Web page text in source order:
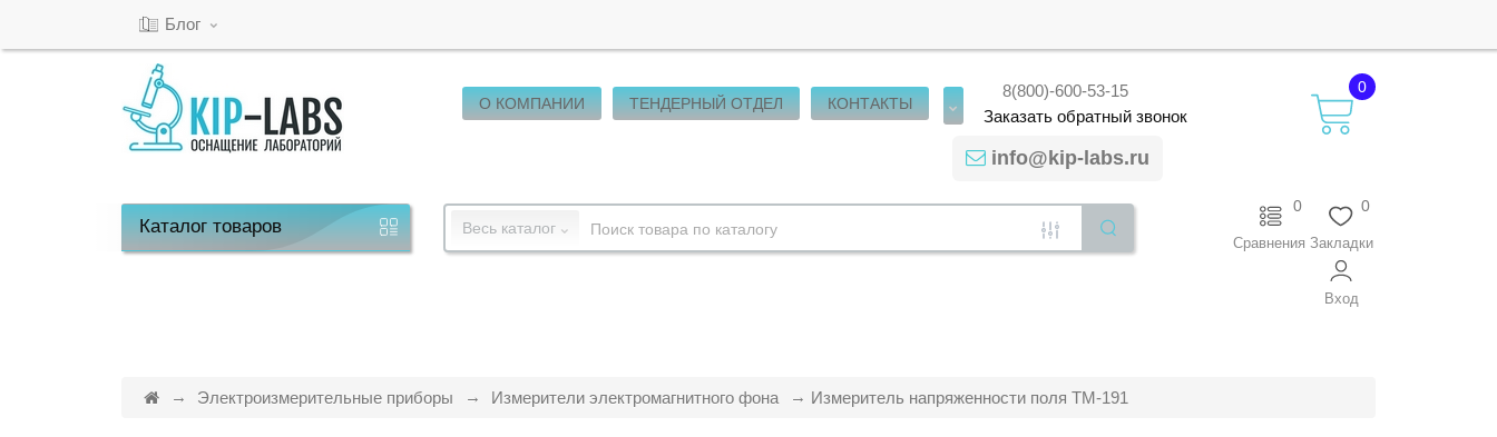
Блог
О КОМПАНИИ ТЕНДЕРНЫЙ ОТДЕЛ КОНТАКТЫ
8(800)-600-53-15
Заказатьобратныйзвонок
info@kip-labs.ru
0
Каталогтоваров Весь каталог
0
Закладки
0
Сравнения
Вход
Электроизмерительные приборы Измерители электромагнитного фона Измеритель напряженности поля TM-191